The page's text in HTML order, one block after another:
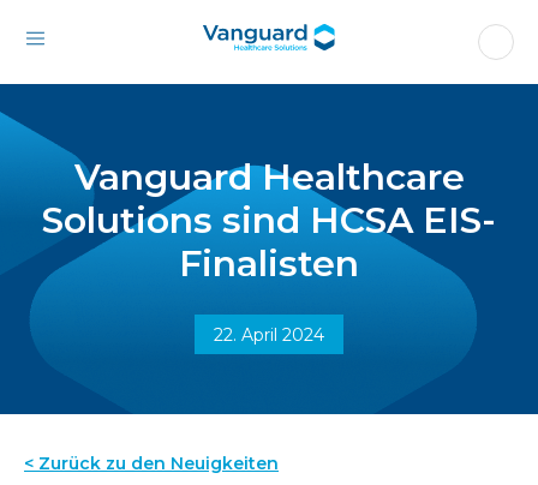
Vanguard Healthcare
Solutions sind HCSA EIS-
Finalisten
22. April 2024
< Zurück zu den Neuigkeiten